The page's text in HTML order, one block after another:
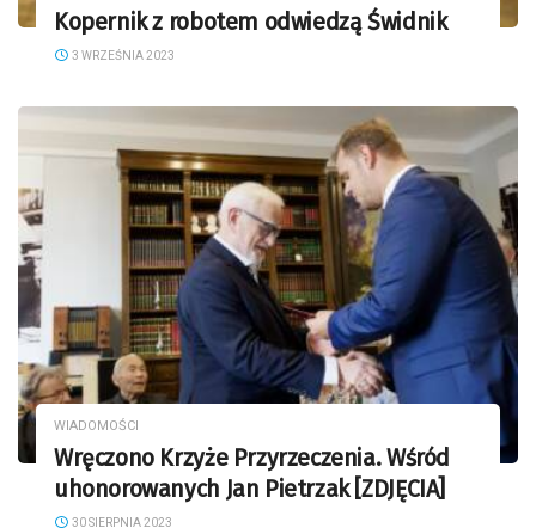
Kopernik z robotem odwiedzą Świdnik
3 WRZEŚNIA 2023
WIADOMOŚCI
Wręczono Krzyże Przyrzeczenia. Wśród
uhonorowanych Jan Pietrzak [ZDJĘCIA]
30 SIERPNIA 2023